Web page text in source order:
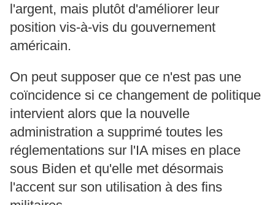
l'argent, mais plutôt d'améliorer leur
position vis-à-vis du gouvernement
américain.
On peut supposer que ce n'est pas une
coïncidence si ce changement de politique
intervient alors que la nouvelle
administration a supprimé toutes les
réglementations sur l'IA mises en place
sous Biden et qu'elle met désormais
l'accent sur son utilisation à des fins